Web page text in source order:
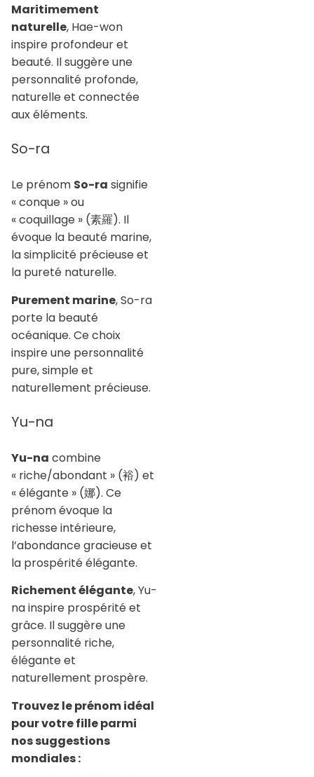
Maritimement
naturelle, Hae-won
inspire profondeur et
beauté. Il suggère une
personnalité profonde,
naturelle et connectée
aux éléments.
So-ra
Le prénom So-ra signifie
« conque » ou
« coquillage » (素羅). Il
évoque la beauté marine,
la simplicité précieuse et
la pureté naturelle.
Purement marine, So-ra
porte la beauté
océanique. Ce choix
inspire une personnalité
pure, simple et
naturellement précieuse.
Yu-na
Yu-na combine
« riche/abondant » (裕) et
« élégante » (娜). Ce
prénom évoque la
richesse intérieure,
l’abondance gracieuse et
la prospérité élégante.
Richement élégante, Yu-
na inspire prospérité et
grâce. Il suggère une
personnalité riche,
élégante et
naturellement prospère.
Trouvez le prénom idéal
pour votre fille parmi
nos suggestions
mondiales :